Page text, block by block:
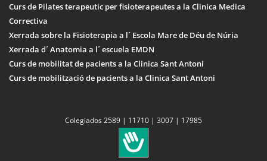
Curs de Pilates terapeutic per fisioterapeutes a la Clinica Medica
Correctiva
Xerrada sobre la Fisioterapia a l´ Escola Mare de Déu de Núria
Xerrada d´ Anatomia a l´ escuela EMDN
Curs de mobilitat de pacients a la Clinica Sant Antoni
Curs de mobilització de pacients a la Clinica Sant Antoni
Colegiados 2589 | 11710 | 3007 | 17985